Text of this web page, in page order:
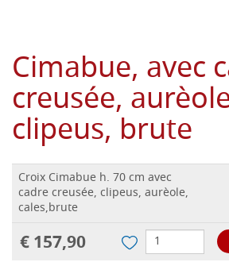
Cimabue, avec
creusée,
clipeus, brute
Croix Cimabue h. 70 cm avec
cadre creusée, clipeus, aurèole,
cales,brute
€ 157,90